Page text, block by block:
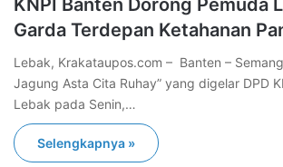
KNPI Banten Dorong Pemuda
Garda Terdepan Ketahanan
Lebak, Krakataupos.com – Banten –
Jagung Asta Cita Ruhay” yang digelar DPD
Lebak pada Senin,…
Selengkapnya »